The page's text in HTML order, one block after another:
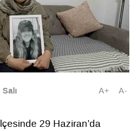
Salı A+ A-
29 Haziran’da